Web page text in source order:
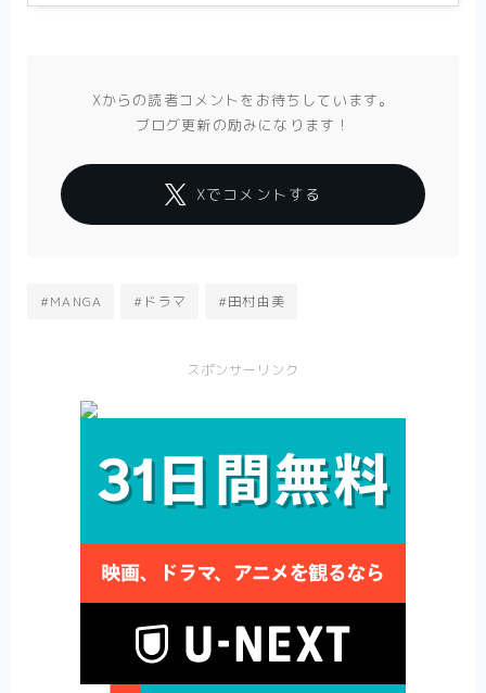
Xからの読者コメントをお待ちしています。
ブログ更新の励みになります！
Xでコメントする
#MANGA #ドラマ #田村由美
スポンサーリンク